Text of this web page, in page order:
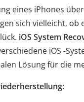
eines iPhones
sich vielleicht, ob
iOS System
iOS -
Lösung für die